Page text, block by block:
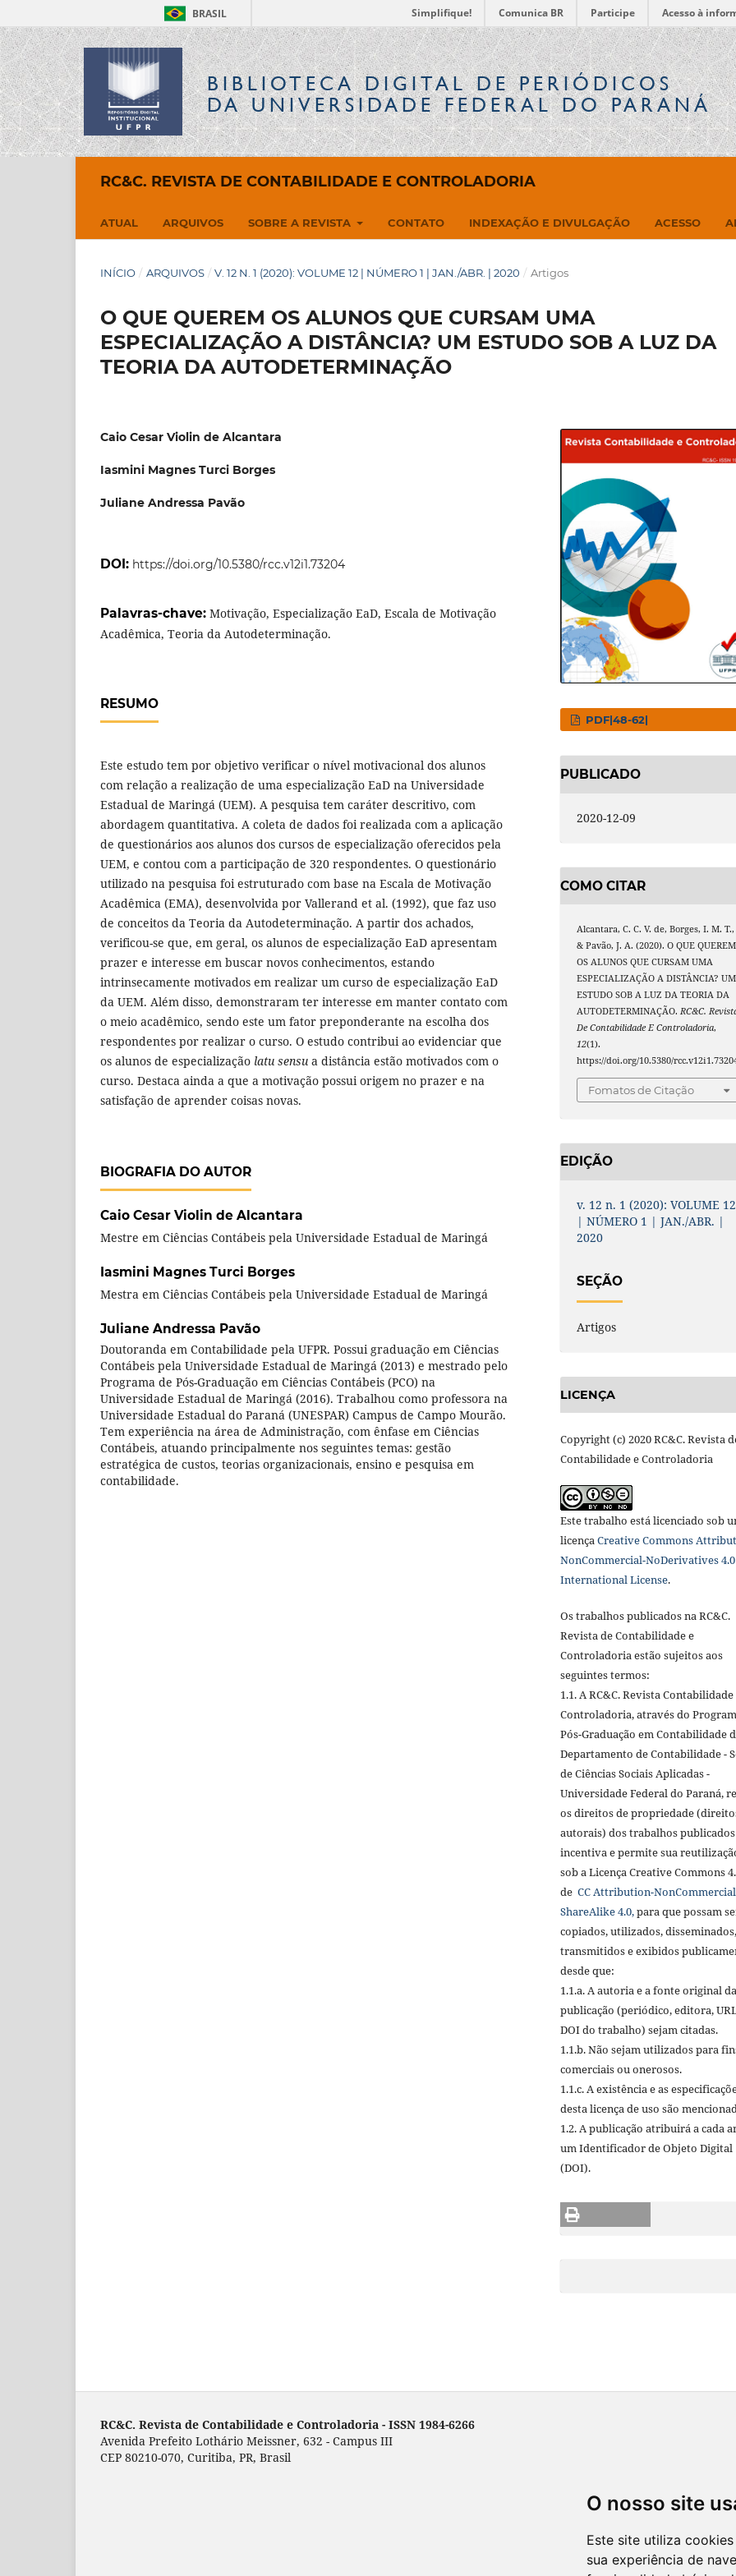
O nosso site
Este site utiliza
sua experiência de
BRASIL Simplifique! Comunica BR Participe Acesso à
BIBLIOTECA DIGITALDE PERIÓDICOS
DA UNIVERSIDADE FEDERAL DO PARANÁ
RC&C. REVISTA DE CONTABILIDADE E CONTROLADORIA
ATUAL ARQUIVOS SOBRE A REVISTA CONTATO INDEXAÇÃO E DIVULGAÇÃO ACESSO
INÍCIO / ARQUIVOS / V. 12 N. 1 (2020): VOLUME 12 | NÚMERO 1 | JAN./ABR. | 2020 / Artigos
O QUE QUEREM OS ALUNOS QUE CURSAM UMA
ESPECIALIZAÇÃO A DISTÂNCIA? UM ESTUDO SOB A LUZ DA
TEORIA DA AUTODETERMINAÇÃO
Caio Cesar Violin de Alcantara
Iasmini Magnes Turci Borges
Juliane Andressa Pavão
DOI: https://doi.org/10.5380/rcc.v12i1.73204
Palavras-chave: Motivação, Especialização EaD, Escala de Motivação
Acadêmica, Teoria da Autodeterminação.
RESUMO
Este estudo tem por objetivo verificar o nível motivacional dos alunos
com relação a realização de uma especialização EaD na Universidade
Estadual de Maringá (UEM). A pesquisa tem caráter descritivo, com
abordagem quantitativa. A coleta de dados foi realizada com a aplicação
de questionários aos alunos dos cursos de especialização oferecidos pela
UEM, e contou com a participação de 320 respondentes. O questionário
utilizado na pesquisa foi estruturado com base na Escala de Motivação
Acadêmica (EMA), desenvolvida por Vallerand et al. (1992), que faz uso
de conceitos da Teoria da Autodeterminação. A partir dos achados,
verificou-se que, em geral, os alunos de especialização EaD apresentam
prazer e interesse em buscar novos conhecimentos, estando
intrinsecamente motivados em realizar um curso de especialização EaD
da UEM. Além disso, demonstraram ter interesse em manter contato com
o meio acadêmico, sendo este um fator preponderante na escolha dos
respondentes por realizar o curso. O estudo contribui ao evidenciar que
os alunos de especialização latu sensu a distância estão motivados com o
curso. Destaca ainda a que a motivação possui origem no prazer e na
satisfação de aprender coisas novas.
BIOGRAFIA DO AUTOR
Caio Cesar Violin de Alcantara
Mestre em Ciências Contábeis pela Universidade Estadual de Maringá
Iasmini Magnes Turci Borges
Mestra em Ciências Contábeis pela Universidade Estadual de Maringá
Juliane Andressa Pavão
Doutoranda em Contabilidade pela UFPR. Possui graduação em Ciências
Contábeis pela Universidade Estadual de Maringá (2013) e mestrado pelo
Programa de Pós-Graduação em Ciências Contábeis (PCO) na
Universidade Estadual de Maringá (2016). Trabalhou como professora na
Universidade Estadual do Paraná (UNESPAR) Campus de Campo Mourão.
Tem experiência na área de Administração, com ênfase em Ciências
Contábeis, atuando principalmente nos seguintes temas: gestão
estratégica de custos, teorias organizacionais, ensino e pesquisa em
contabilidade.
PDF|48-62|
PUBLICADO
2020-12-09
COMO CITAR
Alcantara, C. C. V. de, Borges, I. M. T.,
& Pavão, J. A. (2020). O QUE QUEREM
OS ALUNOS QUE CURSAM UMA
ESPECIALIZAÇÃO A DISTÂNCIA? UM
ESTUDO SOB A LUZ DA TEORIA DA
AUTODETERMINAÇÃO.RC&C.
De Contabilidade E Controladoria,
12(1).
https://doi.org/10.5380/
Fomatos de Citação
EDIÇÃO
v. 12 n. 1 (2020): VOLUME 12
| NÚMERO 1 | JAN./ABR. |
2020
SEÇÃO
Artigos
LICENÇA
Copyright (c) 2020 RC&C. Revista
Contabilidade e Controladoria
Este trabalho está licenciado sob
licençaCreative Commons
NonCommercial-NoDerivatives 4.0
International License.
Os trabalhos publicados na RC&C.
Revista de Contabilidade e
Controladoria estão sujeitos aos
seguintes termos:
1.1. A RC&C. Revista
Controladoria, através do
Pós-Graduação em Contabilidade
Departamento de Contabilidade -
de Ciências Sociais Aplicadas -
Universidade Federal do Paraná,
os direitos de propriedade
autorais) dos trabalhos
incentiva e permite sua
sob a Licença Creative Commons
de CC Attribution-
ShareAlike 4.0,para que possam
copiados, utilizados, disseminados,
transmitidos e exibidos
desde que:
1.1.a. A autoria e a fonte original da
publicação (periódico, editora,
DOI do trabalho) sejam citadas.
1.1.b. Não sejam utilizados para
comerciais ou onerosos.
1.1.c. A existência e as
desta licença de uso são
1.2. A publicação atribuirá a cada
um Identificador de Objeto Digital
(DOI).
RC&C. Revista de Contabilidade e Controladoria - ISSN 1984-6266
Avenida Prefeito Lothário Meissner, 632 - Campus III
CEP 80210-070, Curitiba, PR, Brasil